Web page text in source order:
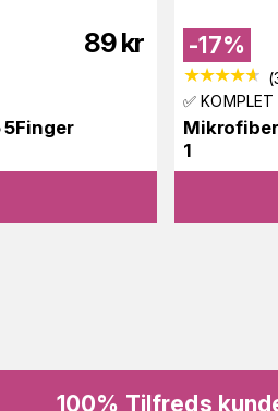
89kr
5Finger
-17%
(
✅ KOMPLET
1
100% Tilfreds